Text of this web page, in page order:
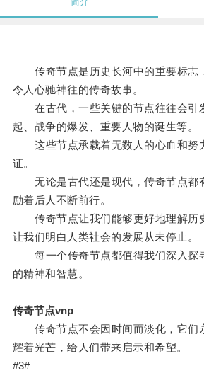
传奇节点是历史长河中的重要标志
令人心驰神往的传奇故事。
在古代，一些关键的节点往往会引
起、战争的爆发、重要人物的诞生等。
这些节点承载着无数人的心血和努
证。
无论是古代还是现代，传奇节点都
励着后人不断前行。
传奇节点让我们能够更好地理解历
让我们明白人类社会的发展从未停止。
每一个传奇节点都值得我们深入探
的精神和智慧。
传奇节点vnp
传奇节点不会因时间而淡化，它们
耀着光芒，给人们带来启示和希望。
#3#